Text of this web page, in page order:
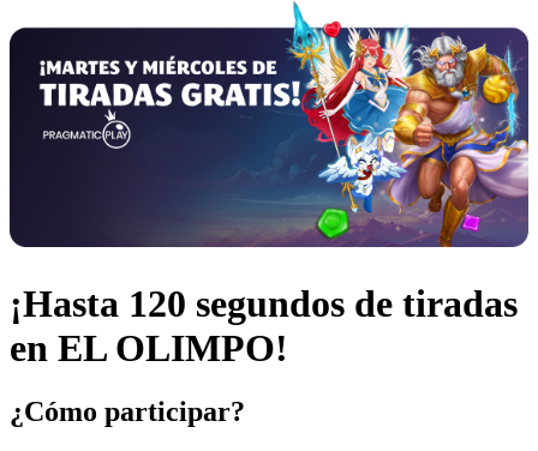
¡Hasta 120 segundos de tiradas
en EL OLIMPO!
¿Cómo participar?